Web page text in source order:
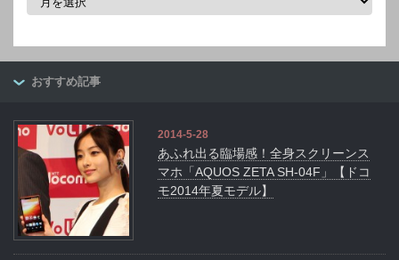
ブ
おすすめ記事
2014-5-28
あふれ出る臨場感！全身スクリーンス
マホ「AQUOS ZETA SH-04F」【ドコ
モ2014年夏モデル】